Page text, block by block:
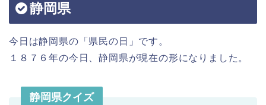
静岡県
今日は静岡県の「県民の日」です。
１８７６年の今日、静岡県が現在の形になりました。
静岡県クイズ